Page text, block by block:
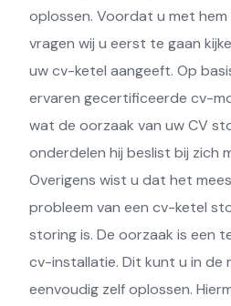
oplossen. Voordat u met
vragen wij u eerst te gaan
uw cv-ketel aangeeft. Op
ervaren gecertificeerde cv-
wat de oorzaak van uw CV
onderdelen hij beslist bij zich
Overigens wist u dat het
probleem van een cv-ketel
storing is. De oorzaak is een
cv-installatie. Dit kunt u in de
eenvoudig zelf oplossen.